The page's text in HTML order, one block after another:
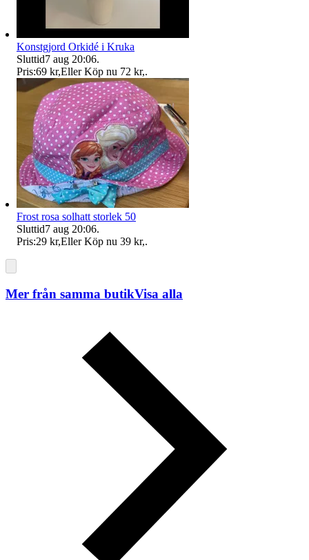
Konstgjord Orkidé i Kruka
Sluttid7 aug 20:06.
Pris:69 kr,Eller Köp nu 72 kr,.
Frost rosa solhatt storlek 50
Sluttid7 aug 20:06.
Pris:29 kr,Eller Köp nu 39 kr,.
Mer från samma butikVisa alla